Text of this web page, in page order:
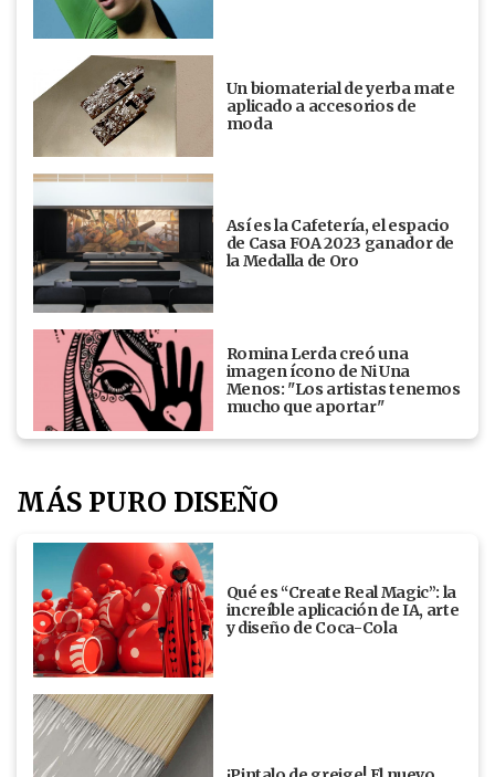
Un biomaterial de yerba mate
aplicado a accesorios de
moda
Así es la Cafetería, el espacio
de Casa FOA 2023 ganador de
la Medalla de Oro
Romina Lerda creó una
imagen ícono de Ni Una
Menos: "Los artistas tenemos
mucho que aportar"
MÁS PURO DISEÑO
Qué es “Create Real Magic”: la
increíble aplicación de IA, arte
y diseño de Coca-Cola